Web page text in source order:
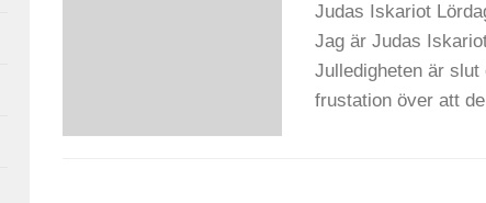
Judas Iskariot
Jag är Judas
Julledigheten är
frustation över att